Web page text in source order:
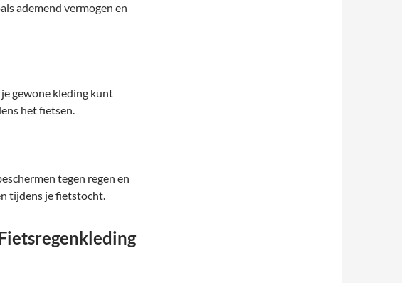
ademend vermogen en
gewone kleding kunt
het fietsen.
tegen regen en
tijdens je fietstocht.